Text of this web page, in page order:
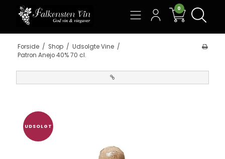
0
Forside / Shop / Udsolgte Vine /
Patron Anejo 40% 70 cl.
UDSOLGT